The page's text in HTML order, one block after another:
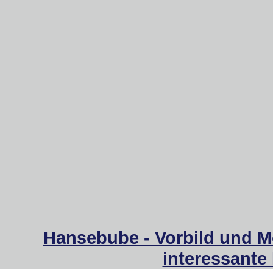
Hansebube - Vorbild und